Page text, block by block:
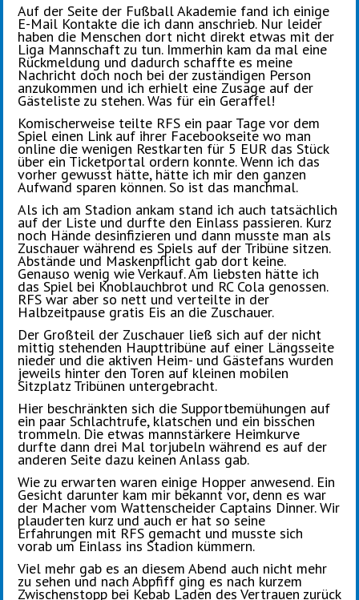
Auf der Seite der Fußball Akademie fand ich einige
E-Mail Kontakte die ich dann anschrieb. Nur leider
haben die Menschen dort nicht direkt etwas mit der
Liga Mannschaft zu tun. Immerhin kam da mal eine
Rückmeldung und dadurch schaffte es meine
Nachricht doch noch bei der zuständigen Person
anzukommen und ich erhielt eine Zusage auf der
Gästeliste zu stehen. Was für ein Geraffel!
Komischerweise teilte RFS ein paar Tage vor dem
Spiel einen Link auf ihrer Facebookseite wo man
online die wenigen Restkarten für 5 EUR das Stück
über ein Ticketportal ordern konnte. Wenn ich das
vorher gewusst hätte, hätte ich mir den ganzen
Aufwand sparen können. So ist das manchmal.
Als ich am Stadion ankam stand ich auch tatsächlich
auf der Liste und durfte den Einlass passieren. Kurz
noch Hände desinfizieren und dann musste man als
Zuschauer während es Spiels auf der Tribüne sitzen.
Abstände und Maskenpflicht gab dort keine.
Genauso wenig wie Verkauf. Am liebsten hätte ich
das Spiel bei Knoblauchbrot und RC Cola genossen.
RFS war aber so nett und verteilte in der
Halbzeitpause gratis Eis an die Zuschauer.
Der Großteil der Zuschauer ließ sich auf der nicht
mittig stehenden Haupttribüne auf einer Längsseite
nieder und die aktiven Heim- und Gästefans wurden
jeweils hinter den Toren auf kleinen mobilen
Sitzplatz Tribünen untergebracht.
Hier beschränkten sich die Supportbemühungen auf
ein paar Schlachtrufe, klatschen und ein bisschen
trommeln. Die etwas mannstärkere Heimkurve
durfte dann drei Mal torjubeln während es auf der
anderen Seite dazu keinen Anlass gab.
Wie zu erwarten waren einige Hopper anwesend. Ein
Gesicht darunter kam mir bekannt vor, denn es war
der Macher vom Wattenscheider Captains Dinner. Wir
plauderten kurz und auch er hat so seine
Erfahrungen mit RFS gemacht und musste sich
vorab um Einlass ins Stadion kümmern.
Viel mehr gab es an diesem Abend auch nicht mehr
zu sehen und nach Abpfiff ging es nach kurzem
Zwischenstopp bei Kebab Laden des Vertrauen zurück